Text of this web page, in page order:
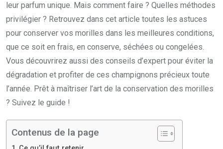
leur parfum unique. Mais comment faire ? Quelles méthodes
privilégier ? Retrouvez dans cet article toutes les astuces
pour conserver vos morilles dans les meilleures conditions,
que ce soit en frais, en conserve, séchées ou congelées.
Vous découvrirez aussi des conseils d’expert pour éviter la
dégradation et profiter de ces champignons précieux toute
l’année. Prêt à maîtriser l’art de la conservation des morilles
? Suivez le guide !
Contenus de la page